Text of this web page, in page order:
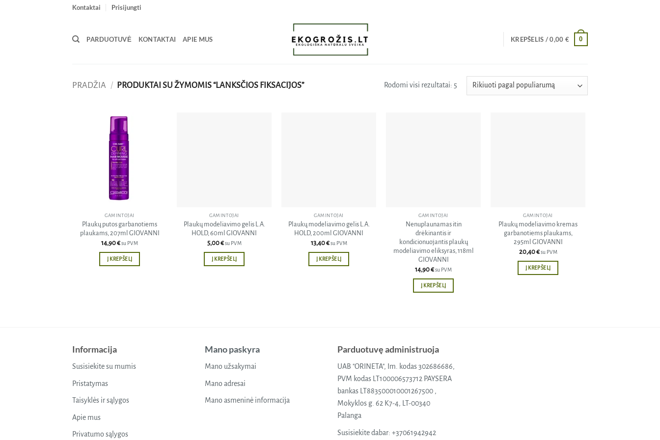
Kontaktai Prisijungti
PARDUOTUVĖ KONTAKTAI APIE MUS KREPŠELIS /0,00 € 0
PRADŽIA / PRODUKTAI SU ŽYMOMIS “LANKSČIOS FIKSACIJOS” Rodomi visi rezultatai: 5Rūšiuojama
pagal
GAMINTOJAI
Plaukų putos garbanotiems
plaukams, 207ml GIOVANNI
14,90€su PVM
Į KREPŠELĮ
GAMINTOJAI
Plaukų modeliavimo gelis L.A.
HOLD, 60ml GIOVANNI
5,00€ su PVM
Į KREPŠELĮ
GAMINTOJAI
Plaukų modeliavimo gelis L.A.
HOLD, 200ml GIOVANNI
13,40€ su PVM
Į KREPŠELĮ
GAMINTOJAI
Nenuplaunamas itin
drėkinantis ir
kondicionuojantis plaukų
modeliavimo eliksyras, 118ml
GIOVANNI
14,90€su PVM
Į KREPŠELĮ
GAMINTOJAI
Plaukų modeliavimo kremas
garbanotiems plaukams,
295ml GIOVANNI
20,40€ su PVM
Į KREPŠELĮ
Informacija
Susisiekite su mumis
Pristatymas
Taisyklės ir sąlygos
Apie mus
Privatumo sąlygos
Mano paskyra
Mano užsakymai
Mano adresai
Mano asmeninė informacija
Parduotuvę administruoja
UAB "ORINETA", Im. kodas 302686686,
PVM kodas LT100006573712 PAYSERA
bankas LT883500010001267500 ,
Mokyklos g. 62 K7-4, LT-00340
Palanga
Susisiekite dabar: +37061942942